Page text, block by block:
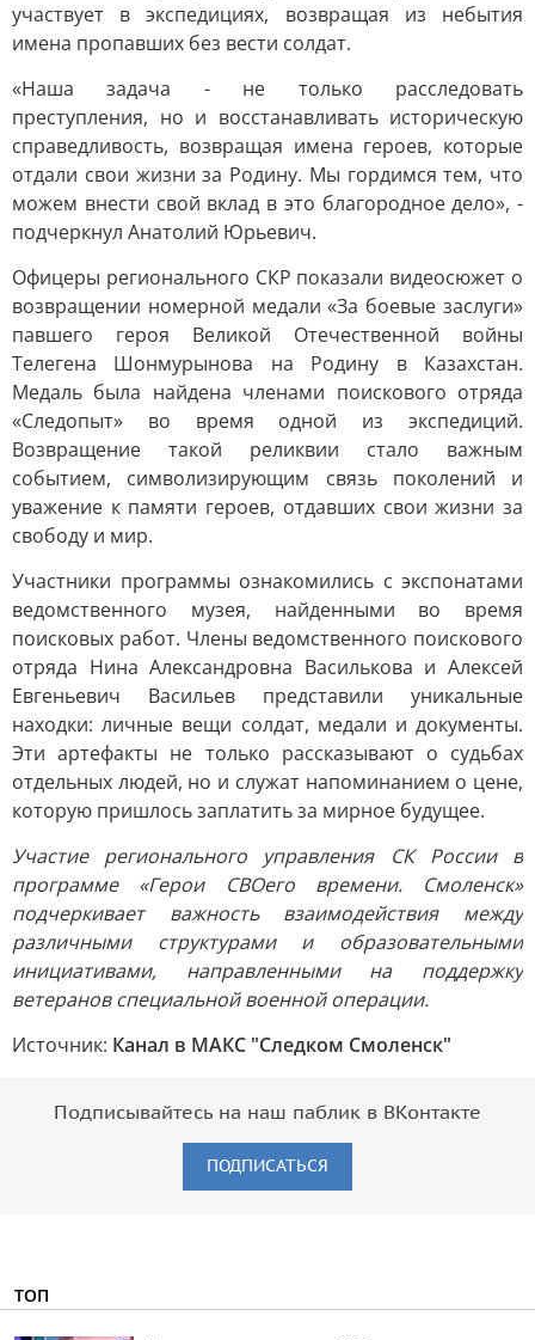
участвует в экспедициях, возвращая из небытия
имена пропавших без вести солдат.
«Наша задача - не только расследовать
преступления, но и восстанавливать историческую
справедливость, возвращая имена героев, которые
отдали свои жизни за Родину. Мы гордимся тем, что
можем внести свой вклад в это благородное дело», -
подчеркнул Анатолий Юрьевич.
Офицеры регионального СКР показали видеосюжет о
возвращении номерной медали «За боевые заслуги»
павшего героя Великой Отечественной войны
Телегена Шонмурынова на Родину в Казахстан.
Медаль была найдена членами поискового отряда
«Следопыт» во время одной из экспедиций.
Возвращение такой реликвии стало важным
событием, символизирующим связь поколений и
уважение к памяти героев, отдавших свои жизни за
свободу и мир.
Участники программы ознакомились с экспонатами
ведомственного музея, найденными во время
поисковых работ. Члены ведомственного поискового
отряда Нина Александровна Василькова и Алексей
Евгеньевич Васильев представили уникальные
находки: личные вещи солдат, медали и документы.
Эти артефакты не только рассказывают о судьбах
отдельных людей, но и служат напоминанием о цене,
которую пришлось заплатить за мирное будущее.
Участие регионального управления СК России в
программе «Герои СВОего времени. Смоленск»
подчеркивает важность взаимодействия между
различными структурами и образовательными
инициативами, направленными на поддержку
ветеранов специальной военной операции.
Источник: Канал в МАКС "Следком Смоленск"
Подписывайтесь на наш паблик в ВКонтакте
ПОДПИСАТЬСЯ
ТОП